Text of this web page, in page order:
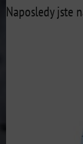
Naposledy jste